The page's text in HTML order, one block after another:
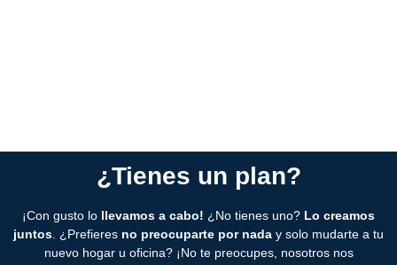
¿Tienes un plan?
¡Con gusto lo llevamos a cabo! ¿No tienes uno? Lo creamos
juntos . ¿Prefieres no preocuparte por nada y solo mudarte a tu
nuevo hogar u oficina? ¡No te preocupes, nosotros nos